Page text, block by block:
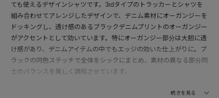
ても使えるデザインシャツです。3rdタイプのトラッカーとシャツを
組み合わせてアレンジしたデザインで、デニム素材にオーガンジーを
ドッキングし、透け感のあるブラックデニムプリントのオーガンジー
がアクセントとして効いています。特にオーガンジー部分は大胆に透
け感があり、デニムアイテムの中でもエッジの効いた仕上がりに。ブ
ラックの同色ステッチで全体をシックにまとめ、素材の異なる部分同
士のバランスを美しく調和させています。
【素材】素材は綿とリヨセルを混紡した中国製デニムで、柔らかな風
続きを見る